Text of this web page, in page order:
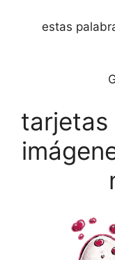
estas
tarjetas